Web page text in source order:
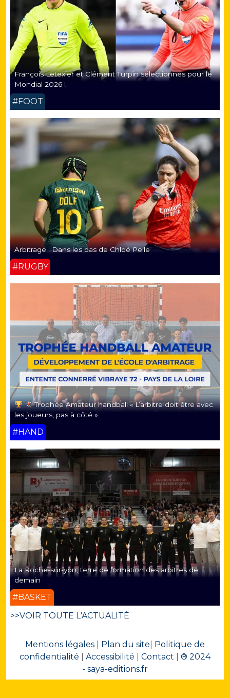
François Letexier et Clément Turpin sélectionnés pour le
Mondial 2026 !
#FOOT
Arbitrage : Dans les pas de Chloé Pelle
#RUGBY
Trophée Amateur handball « L’arbitre doit être avec
les joueurs, pas à côté »
#HAND
La Roche-sur-yon, terre de formation des arbitres de
demain
#BASKET
>>VOIR TOUTE L'ACTUALITÉ
Mentions légales Plan du site Politique de
confidentialité
Accessibilité Contact
® 2024
- saya-editions.fr